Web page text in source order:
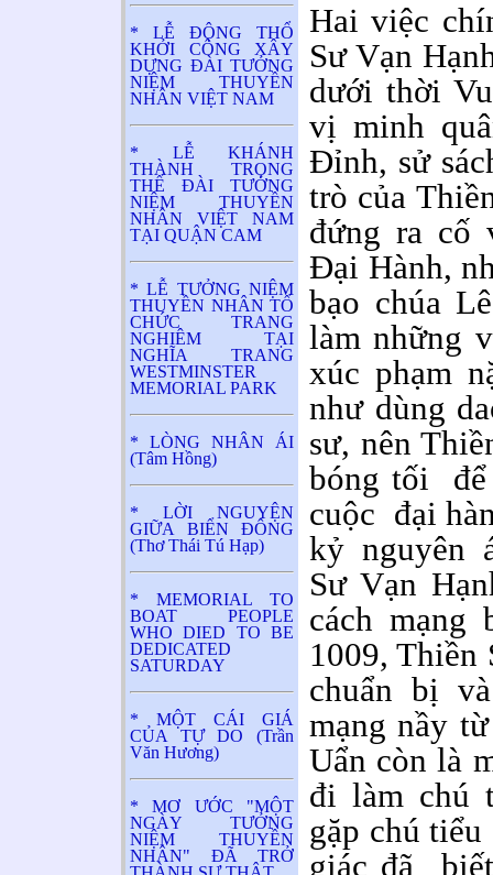
* LỄ ĐỘNG THỔ
KHỞI CÔNG XÂY
DỰNG ĐÀI TƯỞNG
NIỆM THUYỀN
NHÂN VIỆT NAM
* LỄ KHÁNH
THÀNH TRỌNG
THỂ ĐÀI TƯỞNG
NIỆM THUYỀN
NHÂN VIỆT NAM
TẠI QUẬN CAM
* LỄ TƯỞNG NIỆM
THUYỀN NHÂN TỔ
CHỨC TRANG
NGHIÊM TẠI
NGHĨA TRANG
WESTMINSTER
MEMORIAL PARK
* LÒNG NHÂN ÁI
(Tâm Hồng)
* LỜI NGUYỆN
GIỮA BIỂN ĐÔNG
(Thơ Thái Tú Hạp)
* MEMORIAL TO
BOAT PEOPLE
WHO DIED TO BE
DEDICATED
SATURDAY
* MỘT CÁI GIÁ
CỦA TỰ DO (Trần
Văn Hương)
* MƠ ƯỚC "MỘT
NGÀY TƯỞNG
NIỆM THUYỀN
NHÂN" ĐÃ TRỞ
Hai việc
Sư Vạn
dưới thời
vị minh
Đỉnh, sử
trò của
đứng ra cố
Đại Hành,
bạo chúa
làm những
xúc phạm
như dùng
sư, nên
bóng tối để
cuộc đại
kỷ nguyên
Sư Vạn
cách mạng
1009,
chuẩn bị
mạng nầy
Uẩn còn là
đi làm chú
gặp chú
giác đã